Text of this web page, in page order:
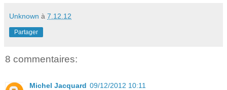
Unknown à 7.12.12
Partager
8 commentaires:
Michel Jacquard 09/12/2012 10:11